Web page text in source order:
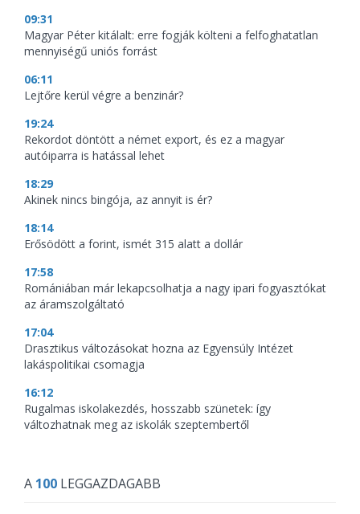
09:31
Magyar Péter kitálalt: erre fogják költeni a felfoghatatlan
mennyiségű uniós forrást
06:11
Lejtőre kerül végre a benzinár?
19:24
Rekordot döntött a német export, és ez a magyar
autóiparra is hatással lehet
18:29
Akinek nincs bingója, az annyit is ér?
18:14
Erősödött a forint, ismét 315 alatt a dollár
17:58
Romániában már lekapcsolhatja a nagy ipari fogyasztókat
az áramszolgáltató
17:04
Drasztikus változásokat hozna az Egyensúly Intézet
lakáspolitikai csomagja
16:12
Rugalmas iskolakezdés, hosszabb szünetek: így
változhatnak meg az iskolák szeptembertől
A 100 LEGGAZDAGABB